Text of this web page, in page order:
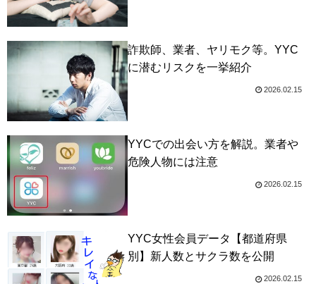
詐欺師、業者、ヤリモク等。YYC
に潜むリスクを一挙紹介
2026.02.15
YYCでの出会い方を解説。業者や
危険人物には注意
2026.02.15
YYC女性会員データ【都道府県
別】新人数とサクラ数を公開
2026.02.15